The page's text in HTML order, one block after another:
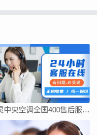
特灵中央空调全国400售后服务中心